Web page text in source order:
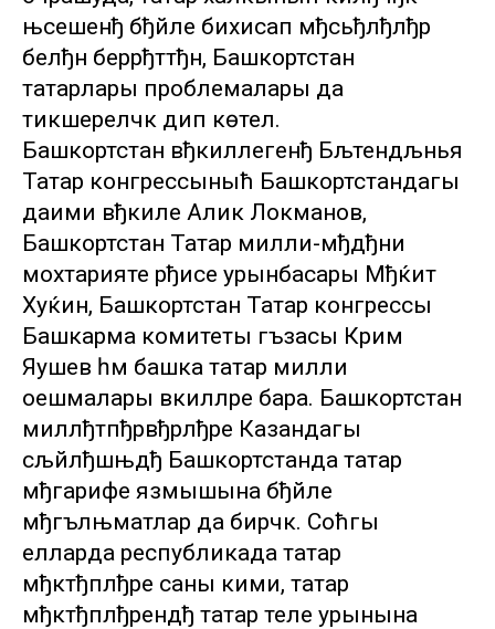
њсешенђ бђйле бихисап мђсьђлђлђр
белђн беррђттђн, Башкортстан
татарлары проблемалары да
тикшереләчәк дип көтелә.
Башкортстан вђкиллегенђ Бљтендљнья
Татар конгрессыныћ Башкортстандагы
даими вђкиле Алик Локманов,
Башкортстан Татар милли-мђдђни
мохтарияте рђисе урынбасары Мђќит
Хуќин, Башкортстан Татар конгрессы
Башкарма комитеты әгъзасы Кәрим
Яушев һәм башка татар милли
оешмалары вәкилләре бара. Башкортстан
миллђтпђрвђрлђре Казандагы
сљйлђшњдђ Башкортстанда татар
мђгарифе язмышына бђйле
мђгълњматлар да бирәчәк. Соћгы
елларда республикада татар
мђктђплђре саны кими, татар
мђктђплђрендђ татар теле урынына